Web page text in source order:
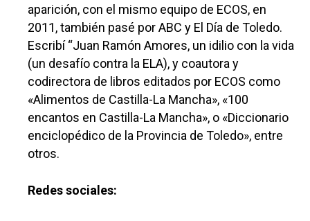
aparición, con el mismo equipo de ECOS, en
2011, también pasé por ABC y El Día de Toledo.
Escribí “Juan Ramón Amores, un idilio con la vida
(un desafío contra la ELA), y coautora y
codirectora de libros editados por ECOS como
«Alimentos de Castilla-La Mancha», «100
encantos en Castilla-La Mancha», o «Diccionario
enciclopédico de la Provincia de Toledo», entre
otros.
Redes sociales: